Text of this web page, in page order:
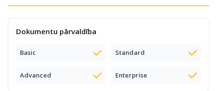
Dokumentu pārvaldība
Basic Standard
Advanced Enterprise